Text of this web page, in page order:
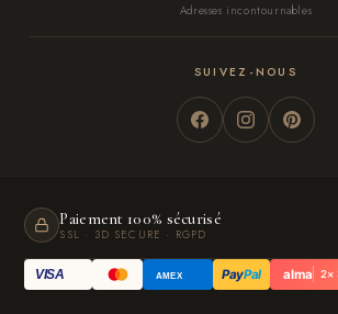
Adresses incontournables
SUIVEZ-NOUS
Paiement 100% sécurisé
SSL · 3D SECURE · RGPD
VISA AMEX PayPal alma 2×